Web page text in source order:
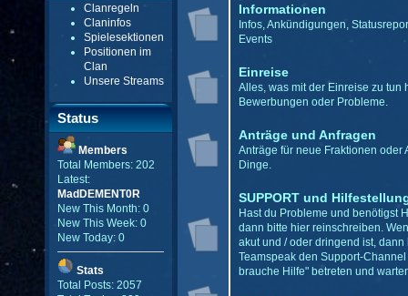
Gildenmenü
Clanregeln
Claninfos
Spielesektionen
Positionen im
Clan
Unsere Streams
Status
Members
Total Members: 202
Latest:
MadDEMENT0R
New This Month: 0
New This Week: 0
New Today: 0
Stats
Total Posts: 2057
Informationen
Infos, Ankündigungen,
Events
Einreise
Alles, was mit der Einreise zu tun
Bewerbungen oder Probleme.
Anträge und Anfragen
Anträge für neue Fraktionen oder
Dinge.
SUPPORT und
Hast du Probleme und benötigst
dann bitte hier reinschreiben.
akut und / oder dringend ist, dann
Teamspeak den Support-Channel
brauche Hilfe" betreten und